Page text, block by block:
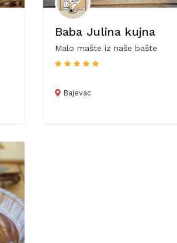
Baba Julina kujna
Malo mašte iz naše bašte
Bajevac